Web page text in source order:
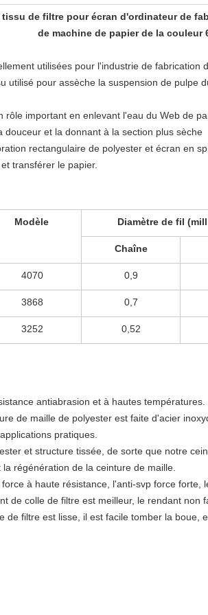
de filtre pour écran d'ordinateur de
de machine de papier de la couleur
utilisées pour l'industrie de fabrication
utilisé pour assèche la suspension de pulpe
rôle important en enlevant l'eau du Web de
douceur et la donnant à la section plus sèche
rectangulaire de polyester et écran en
transférer le papier.
Modèle Diamètre de fil
Chaîne
4070 0,9
3868 0,7
3252 0,52
antiabrasion et à hautes températures.
de maille de polyester est faite d'acier
pratiques.
et structure tissée, de sorte que notre
régénération de la ceinture de maille.
à haute résistance, l'anti-svp force forte,
de colle de filtre est meilleur, le rendant non
de filtre est lisse, il est facile tomber la boue,